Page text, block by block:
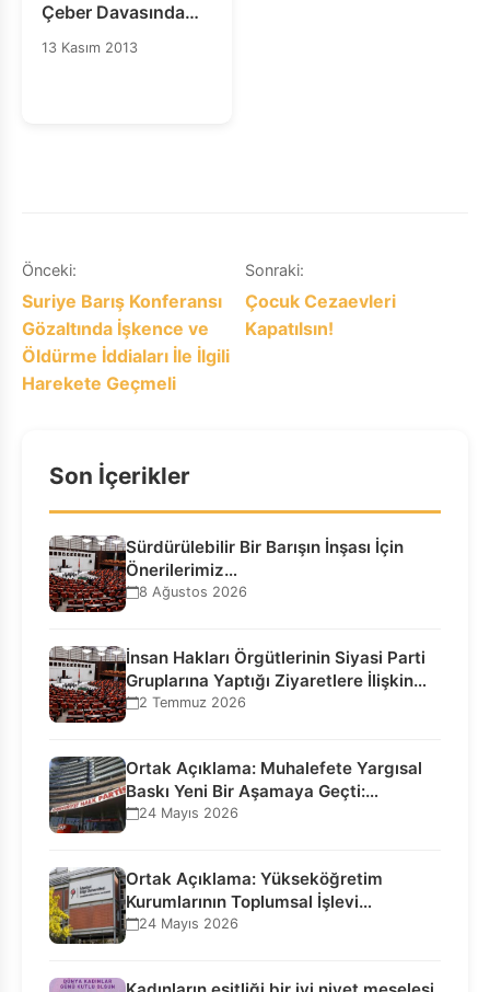
Çeber Davasında
Tarihi İşkence
13 Kasım 2013
Yazı
gezinmesi
Önceki:
Suriye Barış Konferansı
Gözaltında İşkence ve
Öldürme İddiaları İle İlgili
Harekete Geçmeli
Sonraki:
Çocuk Cezaevleri
Kapatılsın!
Son İçerikler
Sürdürülebilir Bir Barışın İnşası İçin
Önerilerimiz…
8 Ağustos 2026
İnsan Hakları Örgütlerinin Siyasi Parti
Gruplarına Yaptığı Ziyaretlere İlişkin
Bilgilendirme…
2 Temmuz 2026
Ortak Açıklama: Muhalefete Yargısal
Baskı Yeni Bir Aşamaya Geçti:
Seçilmiş…
24 Mayıs 2026
Ortak Açıklama: Yükseköğretim
Kurumlarının Toplumsal İşlevi
Kurucularının Ticari Akıbetine
24 Mayıs 2026